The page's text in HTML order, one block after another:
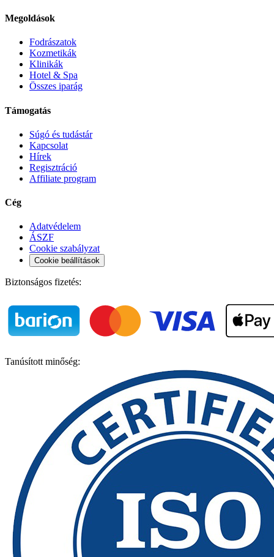
Megoldások
Fodrászatok
Kozmetikák
Klinikák
Hotel & Spa
Összes iparág
Támogatás
Súgó és tudástár
Kapcsolat
Hírek
Regisztráció
Affiliate program
Cég
Adatvédelem
ÁSZF
Cookie szabályzat
Cookie beállítások
Biztonságos fizetés:
Tanúsított minőség: